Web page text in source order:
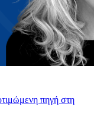
πηγή στη